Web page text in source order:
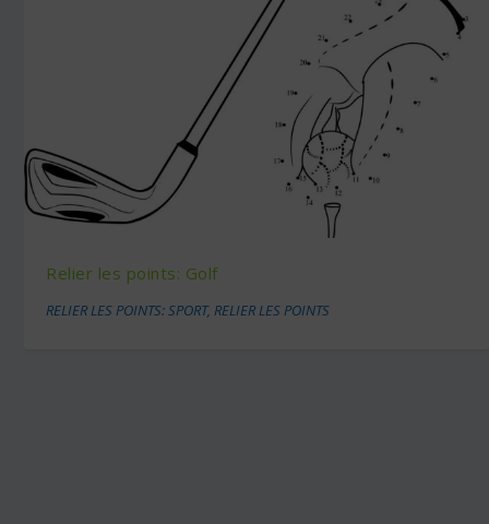
Relier les points: Golf
RELIER LES POINTS: SPORT,RELIER LES POINTS